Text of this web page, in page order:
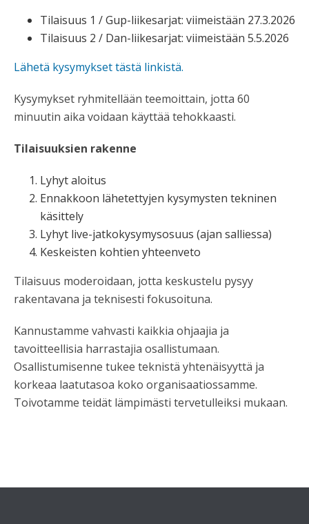
Tilaisuus 1 / Gup-liikesarjat: viimeistään 27.3.2026
Tilaisuus 2 / Dan-liikesarjat: viimeistään 5.5.2026
Lähetä kysymykset tästä linkistä.
Kysymykset ryhmitellään teemoittain, jotta 60
minuutin aika voidaan käyttää tehokkaasti.
Tilaisuuksien rakenne
Lyhyt aloitus
Ennakkoon lähetettyjen kysymysten tekninen
käsittely
Lyhyt live-jatkokysymysosuus (ajan salliessa)
Keskeisten kohtien yhteenveto
Tilaisuus moderoidaan, jotta keskustelu pysyy
rakentavana ja teknisesti fokusoituna.
Kannustamme vahvasti kaikkia ohjaajia ja
tavoitteellisia harrastajia osallistumaan.
Osallistumisenne tukee teknistä yhtenäisyyttä ja
korkeaa laatutasoa koko organisaatiossamme.
Toivotamme teidät lämpimästi tervetulleiksi mukaan.